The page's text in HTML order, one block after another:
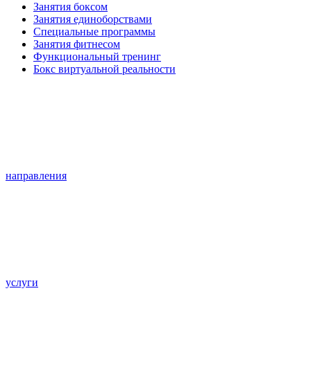
Занятия боксом
Занятия единоборствами
Специальные программы
Занятия фитнесом
Функциональный тренинг
Бокс виртуальной реальности
направления
услуги